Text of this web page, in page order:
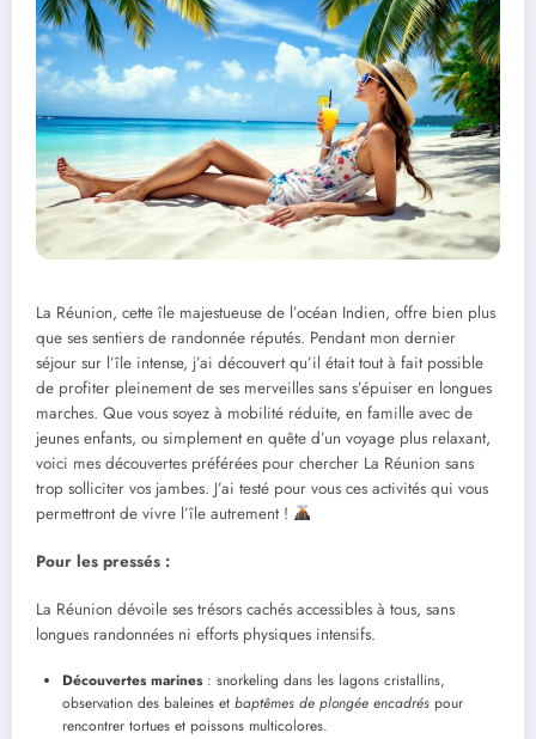
La Réunion, cette île majestueuse de l’océan Indien, offre bien plus
que ses sentiers de randonnée réputés. Pendant mon dernier
séjour sur l’île intense, j’ai découvert qu’il était tout à fait possible
de profiter pleinement de ses merveilles sans s’épuiser en longues
marches. Que vous soyez à mobilité réduite, en famille avec de
jeunes enfants, ou simplement en quête d’un voyage plus relaxant,
voici mes découvertes préférées pour chercher La Réunion sans
trop solliciter vos jambes. J’ai testé pour vous ces activités qui vous
permettront de vivre l’île autrement !
Pour les pressés :
La Réunion dévoile ses trésors cachés accessibles à tous, sans
longues randonnées ni efforts physiques intensifs.
Découvertes marines: snorkeling dans les lagons cristallins,
observation des baleines et baptêmes de plongée encadrés pour
rencontrer tortues et poissons multicolores.